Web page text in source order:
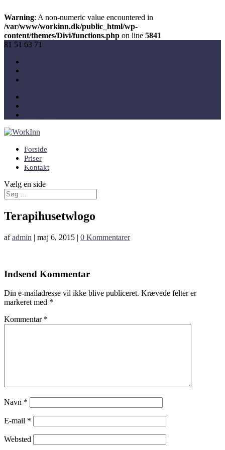
Warning: A non-numeric value encountered in
/var/www/workinn.dk/public_html/wp-
content/themes/Divi/functions.php on line 5841
81 51 63 71
Forside
Priser
Kontakt
Vælg en side
Terapihusetwlogo
afadmin | maj 6, 2015 | 0 Kommentarer
Indsend Kommentar
Din e-mailadresse vil ikke blive publiceret. Krævede felter er
markeret med *
Kommentar *
Navn *
E-mail *
Websted